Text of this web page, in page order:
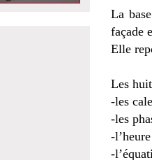
La
façade
Elle
Les
-les
-les
-
-